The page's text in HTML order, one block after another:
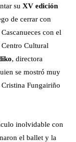
su XV edición
de cerrar con
con el
Centro Cultural
, directora
se mostró muy
Cristina Fungairiño
inolvidable con
el ballet y la